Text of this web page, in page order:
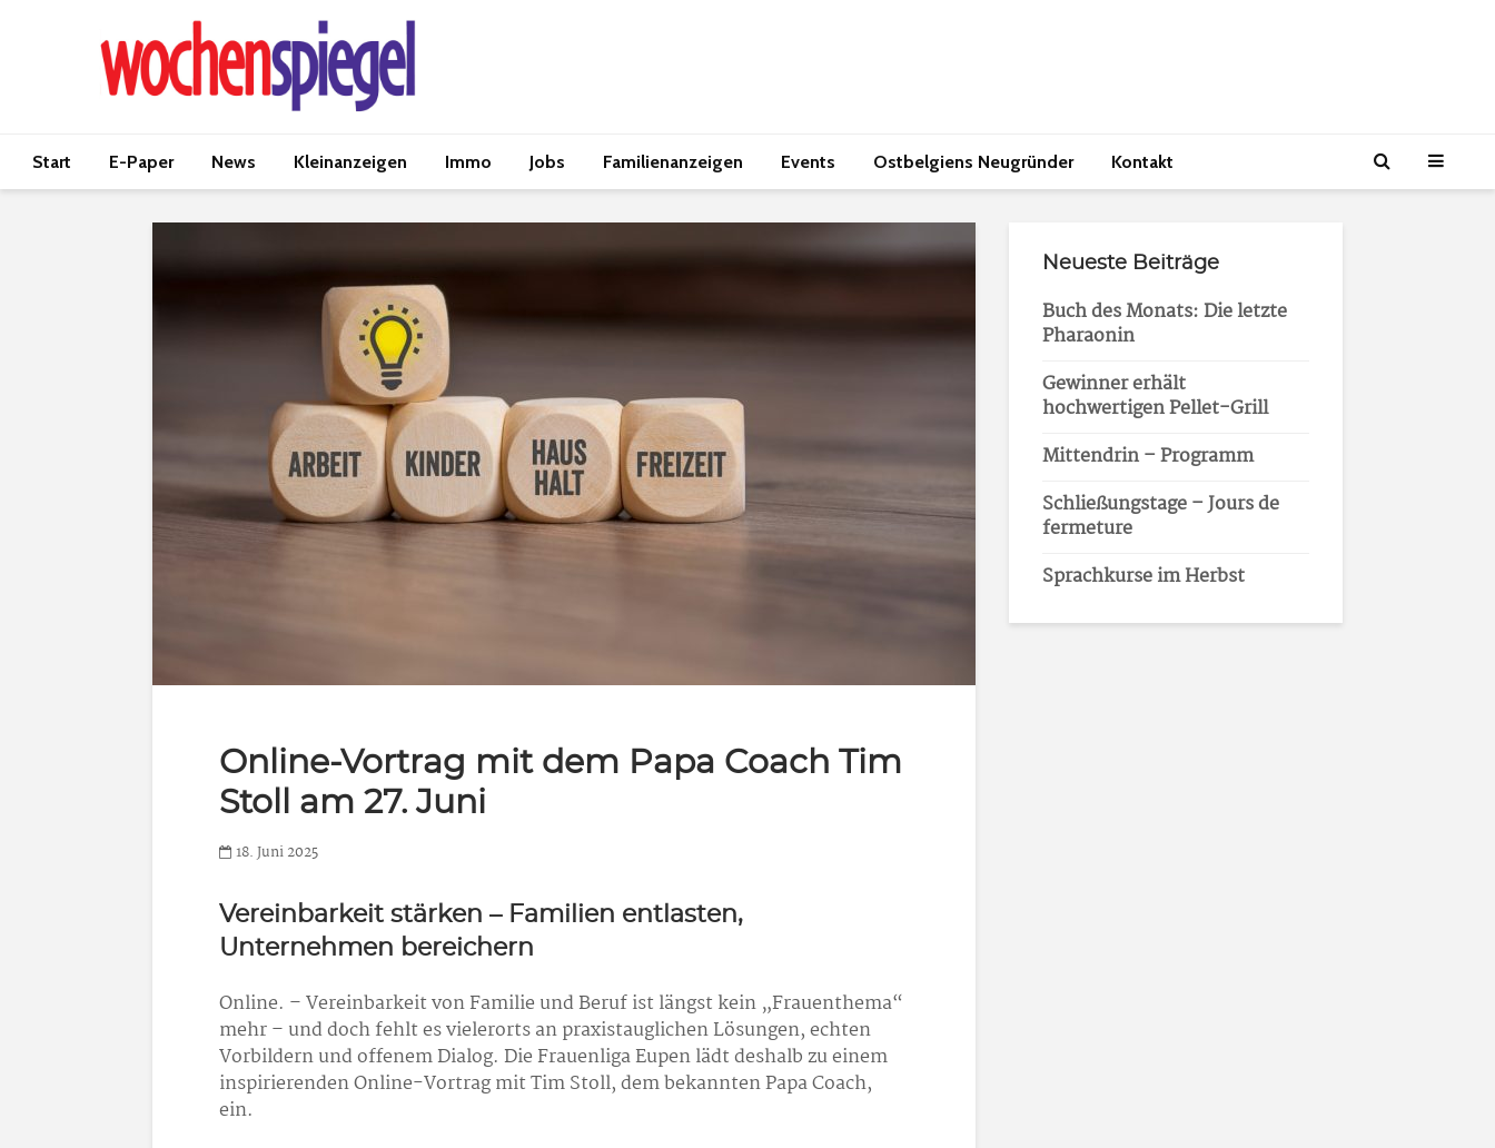
Start E-Paper News Kleinanzeigen Immo Jobs Familienanzeigen Events Ostbelgiens Neugründer Kontakt
Online-Vortrag mit dem Papa Coach Tim
Stoll am 27. Juni
18. Juni 2025
Vereinbarkeit stärken – Familien entlasten,
Unternehmen bereichern
Online. – Vereinbarkeit von Familie und Beruf ist längst kein „Frauenthema“
mehr – und doch fehlt es vielerorts an praxistauglichen Lösungen, echten
Vorbildern und offenem Dialog. Die Frauenliga Eupen lädt deshalb zu einem
inspirierenden Online-Vortrag mit Tim Stoll, dem bekannten Papa Coach,
ein.
Neueste Beiträge
Buch des Monats: Die letzte
Pharaonin
Gewinner erhält
hochwertigen Pellet-Grill
Mittendrin – Programm
Schließungstage – Jours de
fermeture
Sprachkurse im Herbst